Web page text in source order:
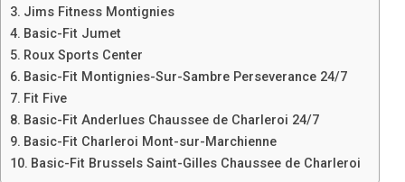
Jims Fitness Montignies
Basic-Fit Jumet
Roux Sports Center
Basic-Fit Montignies-Sur-Sambre Perseverance 24/7
Fit Five
Basic-Fit Anderlues Chaussee de Charleroi 24/7
Basic-Fit Charleroi Mont-sur-Marchienne
Basic-Fit Brussels Saint-Gilles Chaussee de Charleroi